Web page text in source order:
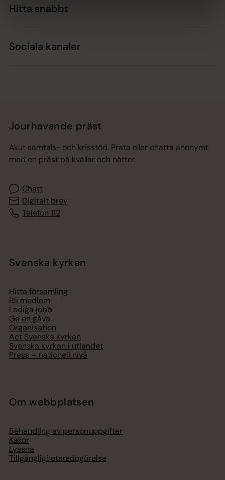
Hitta snabbt
Sociala kanaler
Jourhavande präst
Akut samtals- och krisstöd. Prata eller chatta anonymt
med en präst på kvällar och nätter.
Chatt
Digitalt brev
Telefon 112
Svenska kyrkan
Hitta församling
Bli medlem
Lediga jobb
Ge en gåva
Organisation
Act Svenska kyrkan
Svenska kyrkan i utlandet
Press – nationell nivå
Om webbplatsen
Behandling av personuppgifter
Kakor
Lyssna
Tillgänglighetsredogörelse